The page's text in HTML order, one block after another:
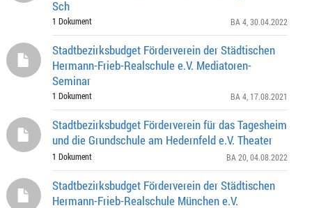
Sch
1 Dokument BA 4 , 30.04.2022
Stadtbezirksbudget Förderverein der Städtischen
Hermann-Frieb-Realschule e.V. Mediatoren-
Seminar
1 Dokument BA 4 , 17.08.2021
Stadtbezirksbudget Förderverein für das Tagesheim
und die Grundschule am Hedernfeld e.V. Theater
1 Dokument BA 20 , 04.08.2022
Stadtbezirksbudget Förderverein der Städtischen
Hermann-Frieb-Realschule München e.V.